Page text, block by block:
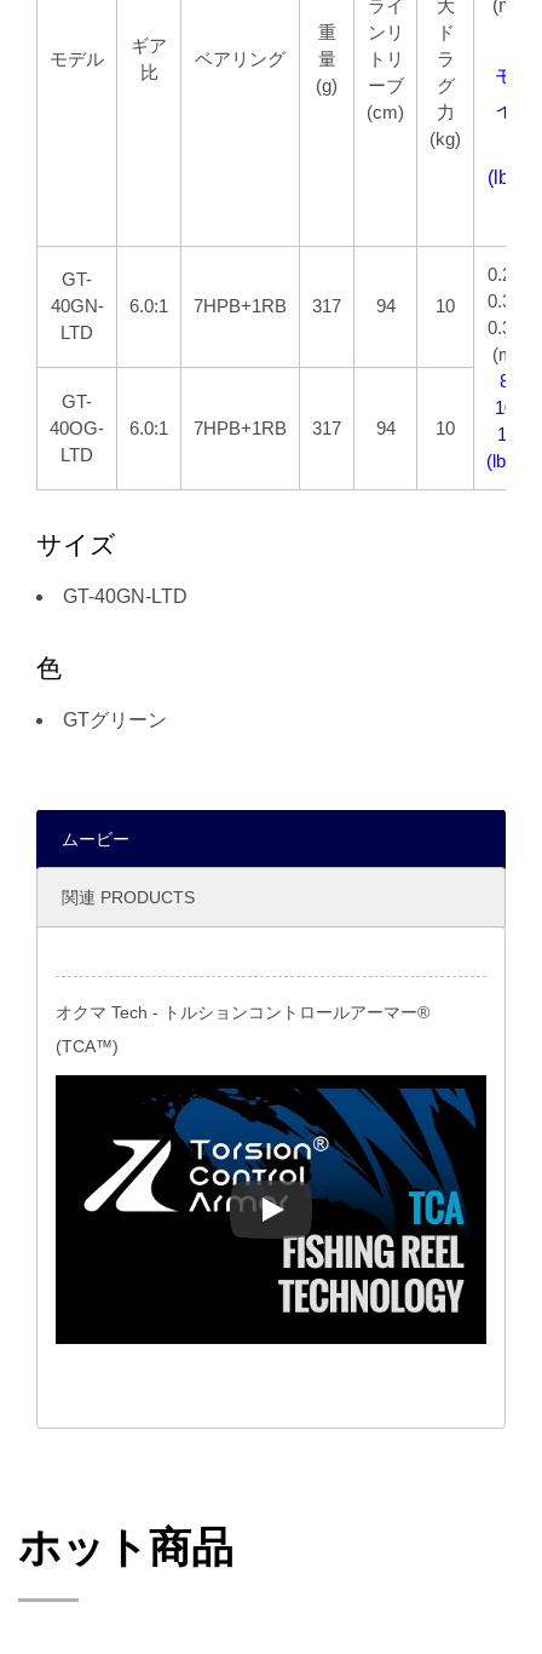
モデル
ギア
比
ベアリング
重
量
(g)
ライ
ンリ
トリ
ーブ
(cm)
大
ド
ラ
グ
力
(kg)
(mm/
モノ
イン
(lbs/
GT-
40GN-
LTD
6.0:1 7HPB+1RB 317 94 10
0.25/
0.30/
0.35/
(mm/
8/
10/
12/
(lbs/
GT-
40OG-
LTD
6.0:1 7HPB+1RB 317 94 10
サイズ
GT-40GN-LTD
色
GTグリーン
ムービー
関連 PRODUCTS
オクマ Tech - トルションコントロールアーマー®
(TCA™)
オクマ Tech - トルションコ
ホット商品